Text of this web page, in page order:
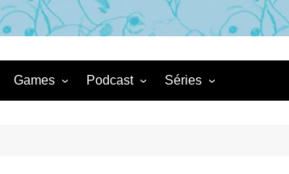
Games Podcast Séries